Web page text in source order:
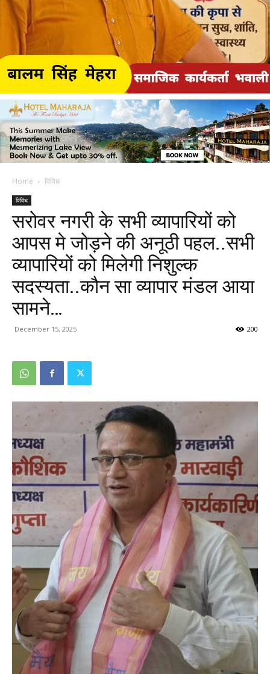
Home विविध
विविध
सरोवर नगरी के सभी व्यापारियों को
आपस मे जोड़ने की अनूठी पहल..सभी
व्यापारियों को मिलेगी निशुल्क
सदस्यता..कौन सा व्यापार मंडल आया
सामने…
December 15, 2025 200